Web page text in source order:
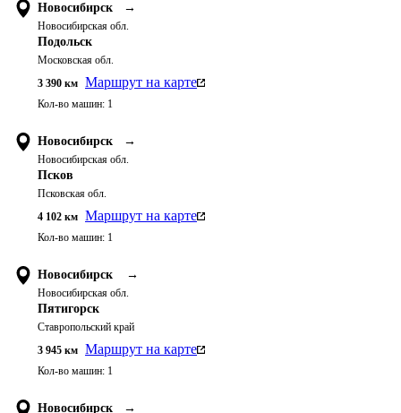
Новосибирск →
Новосибирская обл.
Подольск
Московская обл.
3 390 км Маршрут на карте
Кол-во машин: 1
Новосибирск →
Новосибирская обл.
Псков
Псковская обл.
4 102 км Маршрут на карте
Кол-во машин: 1
Новосибирск →
Новосибирская обл.
Пятигорск
Ставропольский край
3 945 км Маршрут на карте
Кол-во машин: 1
Новосибирск →